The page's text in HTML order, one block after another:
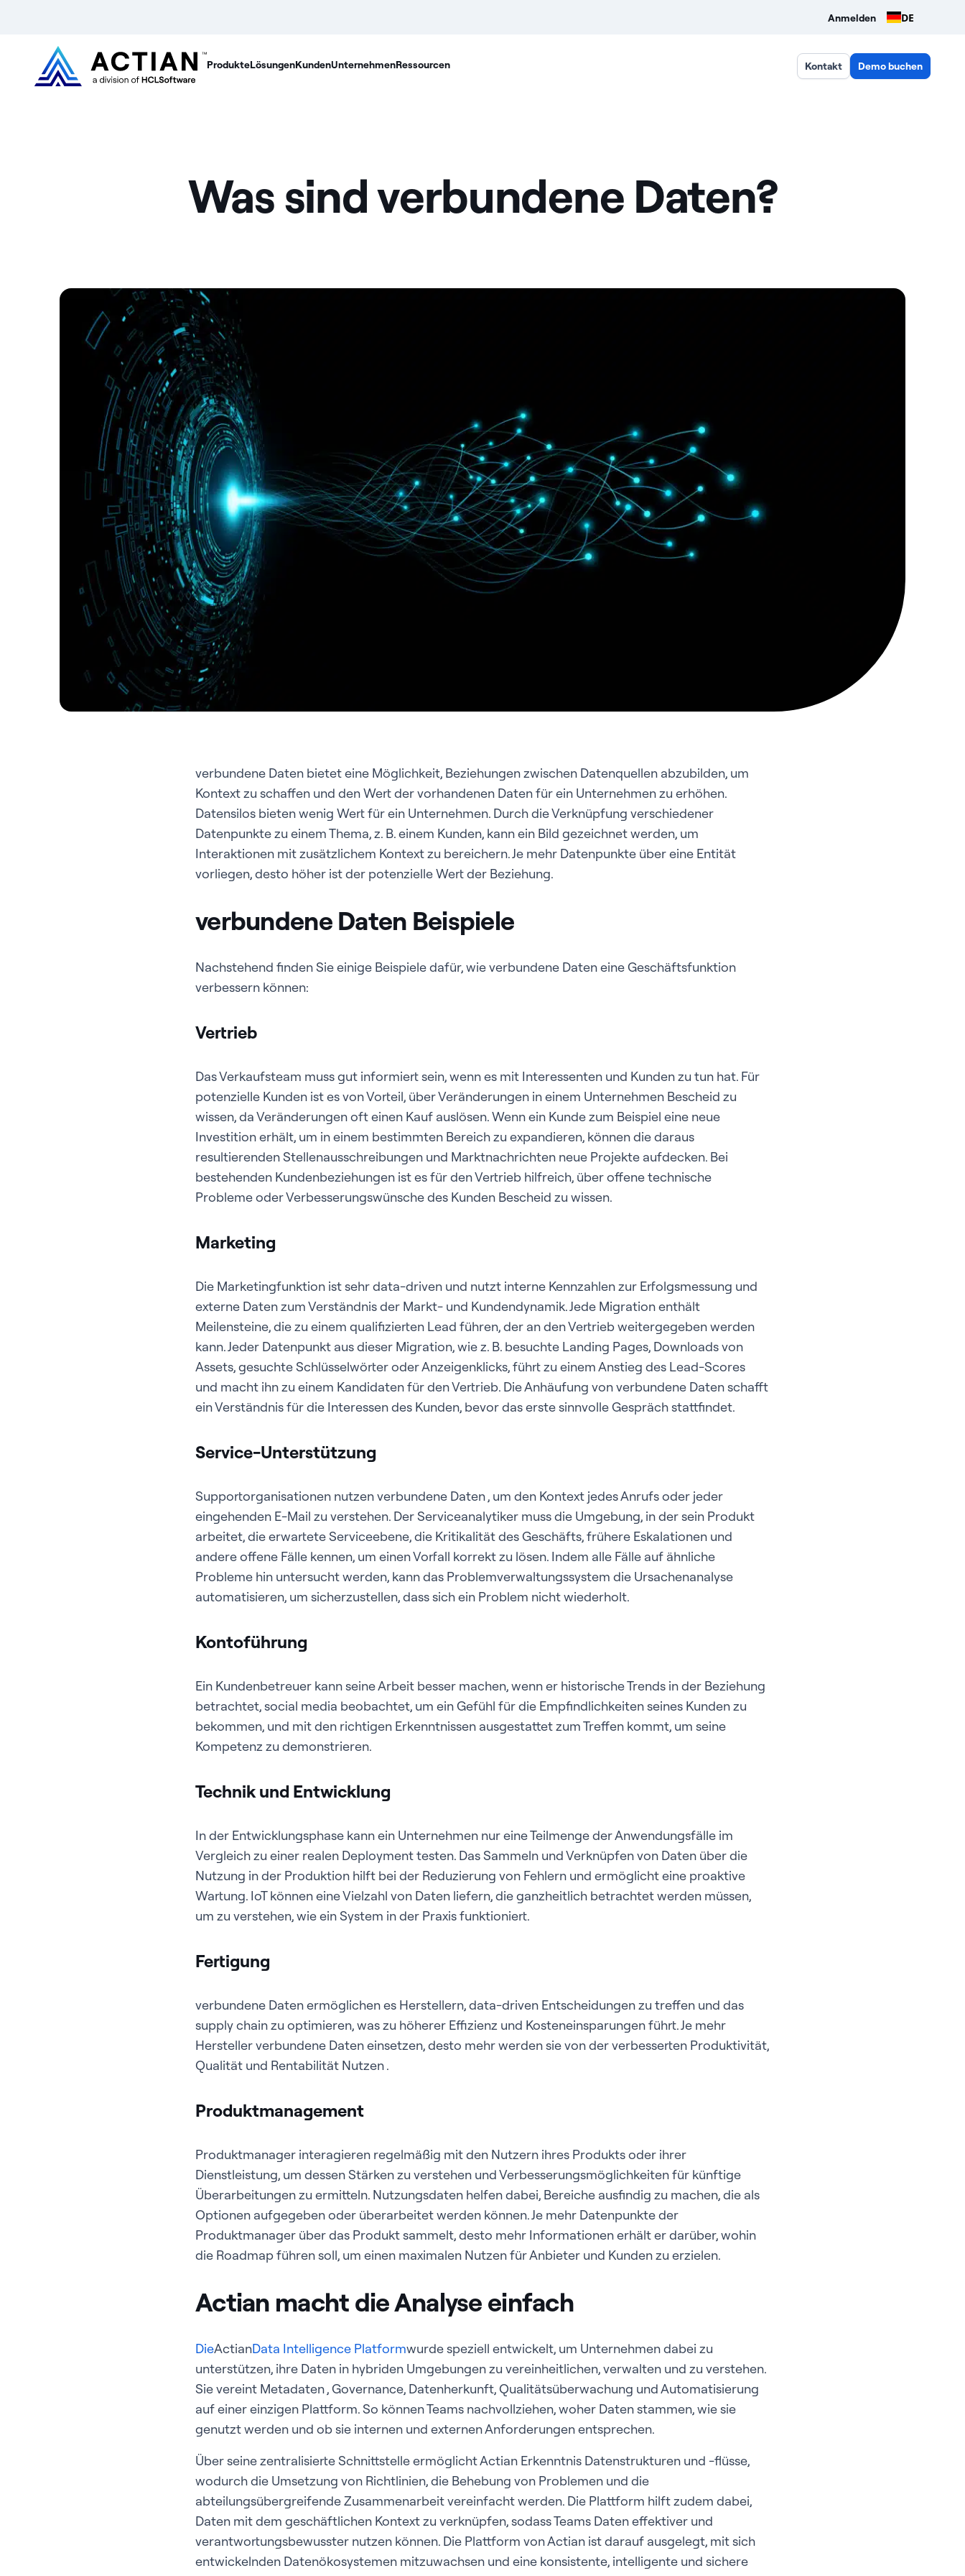
Anmelden DE
ProdukteLösungenKundenUnternehmenRessourcen Kontakt Demo buchen
Was sind verbundene Daten?
verbundene Daten bietet eine Möglichkeit, Beziehungen zwischen Datenquellen abzubilden, um
Kontext zu schaffen und den Wert der vorhandenen Daten für ein Unternehmen zu erhöhen.
Datensilos bieten wenig Wert für ein Unternehmen. Durch die Verknüpfung verschiedener
Datenpunkte zu einem Thema, z. B. einem Kunden, kann ein Bild gezeichnet werden, um
Interaktionen mit zusätzlichem Kontext zu bereichern. Je mehr Datenpunkte über eine Entität
vorliegen, desto höher ist der potenzielle Wert der Beziehung.
verbundene Daten Beispiele
Nachstehend finden Sie einige Beispiele dafür, wie verbundene Daten eine Geschäftsfunktion
verbessern können:
Vertrieb
Das Verkaufsteam muss gut informiert sein, wenn es mit Interessenten und Kunden zu tun hat. Für
potenzielle Kunden ist es von Vorteil, über Veränderungen in einem Unternehmen Bescheid zu
wissen, da Veränderungen oft einen Kauf auslösen. Wenn ein Kunde zum Beispiel eine neue
Investition erhält, um in einem bestimmten Bereich zu expandieren, können die daraus
resultierenden Stellenausschreibungen und Marktnachrichten neue Projekte aufdecken. Bei
bestehenden Kundenbeziehungen ist es für den Vertrieb hilfreich, über offene technische
Probleme oder Verbesserungswünsche des Kunden Bescheid zu wissen.
Marketing
Die Marketingfunktion ist sehr data-driven und nutzt interne Kennzahlen zur Erfolgsmessung und
externe Daten zum Verständnis der Markt- und Kundendynamik. Jede Migration enthält
Meilensteine, die zu einem qualifizierten Lead führen, der an den Vertrieb weitergegeben werden
kann. Jeder Datenpunkt aus dieser Migration, wie z. B. besuchte Landing Pages, Downloads von
Assets, gesuchte Schlüsselwörter oder Anzeigenklicks, führt zu einem Anstieg des Lead-Scores
und macht ihn zu einem Kandidaten für den Vertrieb. Die Anhäufung von verbundene Daten schafft
ein Verständnis für die Interessen des Kunden, bevor das erste sinnvolle Gespräch stattfindet.
Service-Unterstützung
Supportorganisationen nutzen verbundene Daten , um den Kontext jedes Anrufs oder jeder
eingehenden E-Mail zu verstehen. Der Serviceanalytiker muss die Umgebung, in der sein Produkt
arbeitet, die erwartete Serviceebene, die Kritikalität des Geschäfts, frühere Eskalationen und
andere offene Fälle kennen, um einen Vorfall korrekt zu lösen. Indem alle Fälle auf ähnliche
Probleme hin untersucht werden, kann das Problemverwaltungssystem die Ursachenanalyse
automatisieren, um sicherzustellen, dass sich ein Problem nicht wiederholt.
Kontoführung
Ein Kundenbetreuer kann seine Arbeit besser machen, wenn er historische Trends in der Beziehung
betrachtet, social media beobachtet, um ein Gefühl für die Empfindlichkeiten seines Kunden zu
bekommen, und mit den richtigen Erkenntnissen ausgestattet zum Treffen kommt, um seine
Kompetenz zu demonstrieren.
Technik und Entwicklung
In der Entwicklungsphase kann ein Unternehmen nur eine Teilmenge der Anwendungsfälle im
Vergleich zu einer realen Deployment testen. Das Sammeln und Verknüpfen von Daten über die
Nutzung in der Produktion hilft bei der Reduzierung von Fehlern und ermöglicht eine proaktive
Wartung. IoT können eine Vielzahl von Daten liefern, die ganzheitlich betrachtet werden müssen,
um zu verstehen, wie ein System in der Praxis funktioniert.
Fertigung
verbundene Daten ermöglichen es Herstellern, data-driven Entscheidungen zu treffen und das
supply chain zu optimieren, was zu höherer Effizienz und Kosteneinsparungen führt. Je mehr
Hersteller verbundene Daten einsetzen, desto mehr werden sie von der verbesserten Produktivität,
Qualität und Rentabilität Nutzen .
Produktmanagement
Produktmanager interagieren regelmäßig mit den Nutzern ihres Produkts oder ihrer
Dienstleistung, um dessen Stärken zu verstehen und Verbesserungsmöglichkeiten für künftige
Überarbeitungen zu ermitteln. Nutzungsdaten helfen dabei, Bereiche ausfindig zu machen, die als
Optionen aufgegeben oder überarbeitet werden können. Je mehr Datenpunkte der
Produktmanager über das Produkt sammelt, desto mehr Informationen erhält er darüber, wohin
die Roadmap führen soll, um einen maximalen Nutzen für Anbieter und Kunden zu erzielen.
Actian macht die Analyse einfach
DieActianData Intelligence Platformwurde speziell entwickelt, um Unternehmen dabei zu
unterstützen, ihre Daten in hybriden Umgebungen zu vereinheitlichen, verwalten und zu verstehen.
Sie vereint Metadaten , Governance, Datenherkunft, Qualitätsüberwachung und Automatisierung
auf einer einzigen Plattform. So können Teams nachvollziehen, woher Daten stammen, wie sie
genutzt werden und ob sie internen und externen Anforderungen entsprechen.
Über seine zentralisierte Schnittstelle ermöglicht Actian Erkenntnis Datenstrukturen und -flüsse,
wodurch die Umsetzung von Richtlinien, die Behebung von Problemen und die
abteilungsübergreifende Zusammenarbeit vereinfacht werden. Die Plattform hilft zudem dabei,
Daten mit dem geschäftlichen Kontext zu verknüpfen, sodass Teams Daten effektiver und
verantwortungsbewusster nutzen können. Die Plattform von Actian ist darauf ausgelegt, mit sich
entwickelnden Datenökosystemen mitzuwachsen und eine konsistente, intelligente und sichere